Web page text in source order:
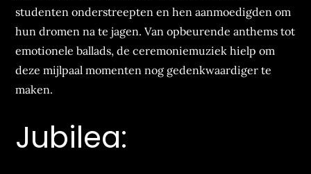
studenten onderstreepten en hen aanmoedigden om
hun dromen na te jagen. Van opbeurende anthems tot
emotionele ballads, de ceremoniemuziek hielp om
deze mijlpaal momenten nog gedenkwaardiger te
maken.
Jubilea: